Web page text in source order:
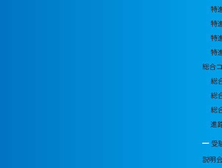
特
特
特
特
総合
総
総
総
進
受
説明